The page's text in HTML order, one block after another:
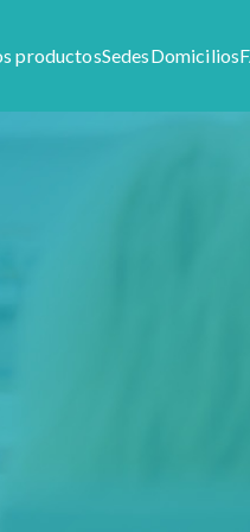
de materia prima como
productosSedesDomicilios